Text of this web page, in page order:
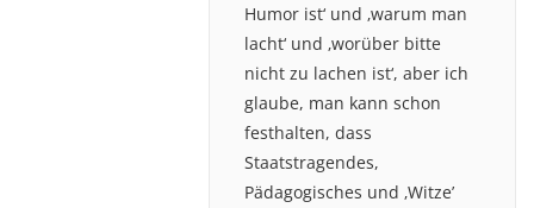
Humor ist‘ und ‚warum man
lacht‘ und ‚worüber bitte
nicht zu lachen ist‘, aber ich
glaube, man kann schon
festhalten, dass
Staatstragendes,
Pädagogisches und ‚Witze’